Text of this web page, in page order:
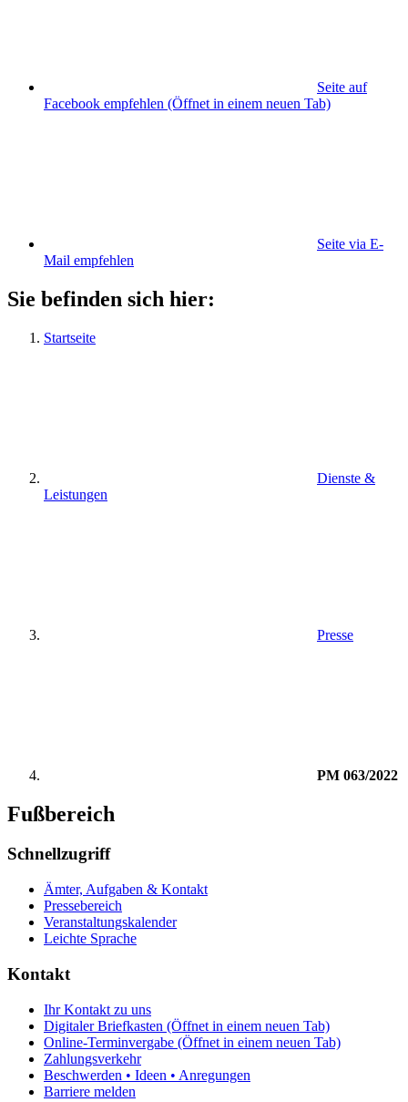
Seite auf
Facebook empfehlen (Öffnet in einem neuen Tab)
Seite via E-
Mail empfehlen
Sie befinden sich hier:
Startseite
Dienste &
Leistungen
Presse
PM 063/2022
Fußbereich
Schnellzugriff
Ämter, Aufgaben & Kontakt
Pressebereich
Veranstaltungskalender
Leichte Sprache
Kontakt
Ihr Kontakt zu uns
Digitaler Briefkasten (Öffnet in einem neuen Tab)
Online-Terminvergabe (Öffnet in einem neuen Tab)
Zahlungsverkehr
Beschwerden • Ideen • Anregungen
Barriere melden